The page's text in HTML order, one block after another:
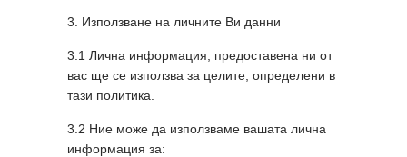
3. Използване на личните Ви данни
3.1 Лична информация, предоставена ни от
вас ще се използва за целите, определени в
тази политика.
3.2 Ние може да използваме вашата лична
информация за: